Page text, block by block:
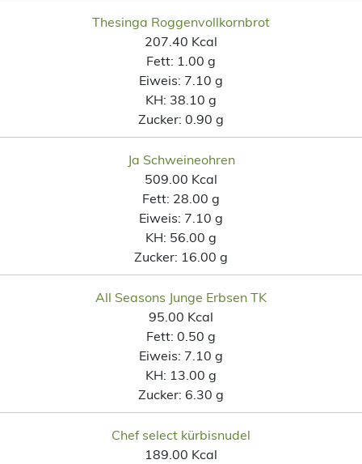
Thesinga Roggenvollkornbrot
207.40 Kcal
Fett: 1.00 g
Eiweis: 7.10 g
KH: 38.10 g
Zucker: 0.90 g
Ja Schweineohren
509.00 Kcal
Fett: 28.00 g
Eiweis: 7.10 g
KH: 56.00 g
Zucker: 16.00 g
All Seasons Junge Erbsen TK
95.00 Kcal
Fett: 0.50 g
Eiweis: 7.10 g
KH: 13.00 g
Zucker: 6.30 g
Chef select kürbisnudel
189.00 Kcal